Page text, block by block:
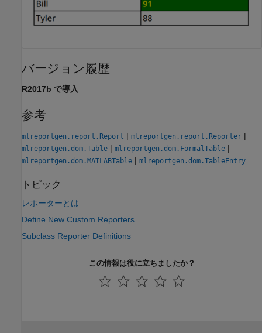
バージョン履歴
R2017b で導入
参考
mlreportgen.report.Report | mlreportgen.report.Reporter |
mlreportgen.dom.Table | mlreportgen.dom.FormalTable |
mlreportgen.dom.MATLABTable | mlreportgen.dom.TableEntry
トピック
レポーターとは
Define New Custom Reporters
Subclass Reporter Definitions
この情報は役に立ちましたか？